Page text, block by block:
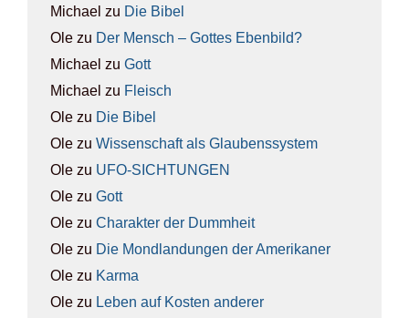
Michael zu Die Bibel
Ole zu Der Mensch – Got­tes Eben­bild?
Michael zu Gott
Michael zu Fleisch
Ole zu Die Bibel
Ole zu Wis­sen­schaft als Glau­bens­sys­tem
Ole zu UFO-SICH­TUN­GEN
Ole zu Gott
Ole zu Cha­rak­ter der Dumm­heit
Ole zu Die Mond­lan­dun­gen der Ame­ri­ka­ner
Ole zu Kar­ma
Ole zu Leben auf Kos­ten ande­rer